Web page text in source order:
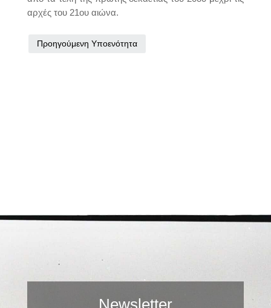
αρχές του 21ου αιώνα.
Προηγούμενη Υποενότητα